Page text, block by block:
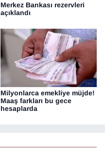
Merkez Bankası rezervleri
açıklandı
Milyonlarca emekliye müjde!
Maaş farkları bu gece
hesaplarda